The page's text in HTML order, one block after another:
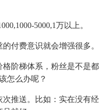
5000,1万以上。
费意识就会增强很多。
阶梯体系，粉丝是不是都
怎么办呢？
推送。比如：实在没有经